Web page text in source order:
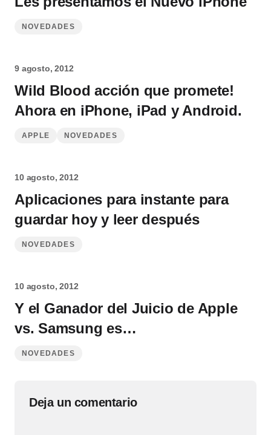
NOVEDADES
9 agosto, 2012
Wild Blood acción que promete!
Ahora en iPhone, iPad y Android.
APPLE NOVEDADES
10 agosto, 2012
Aplicaciones para instante para
guardar hoy y leer después
NOVEDADES
10 agosto, 2012
Y el Ganador del Juicio de Apple
vs. Samsung es…
NOVEDADES
Deja un comentario